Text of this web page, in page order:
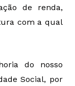
de renda,
com a qual
do nosso
Social, por